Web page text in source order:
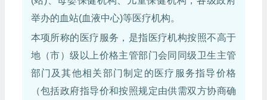
举办的血站(血液中心)等医疗机构。
本项所称的医疗服务，是指医疗机构按照不高于
地（市）级以上价格主管部门会同同级卫生主管
部门及其他相关部门制定的医疗服务指导价格
（包括政府指导价和按照规定由供需双方协商确